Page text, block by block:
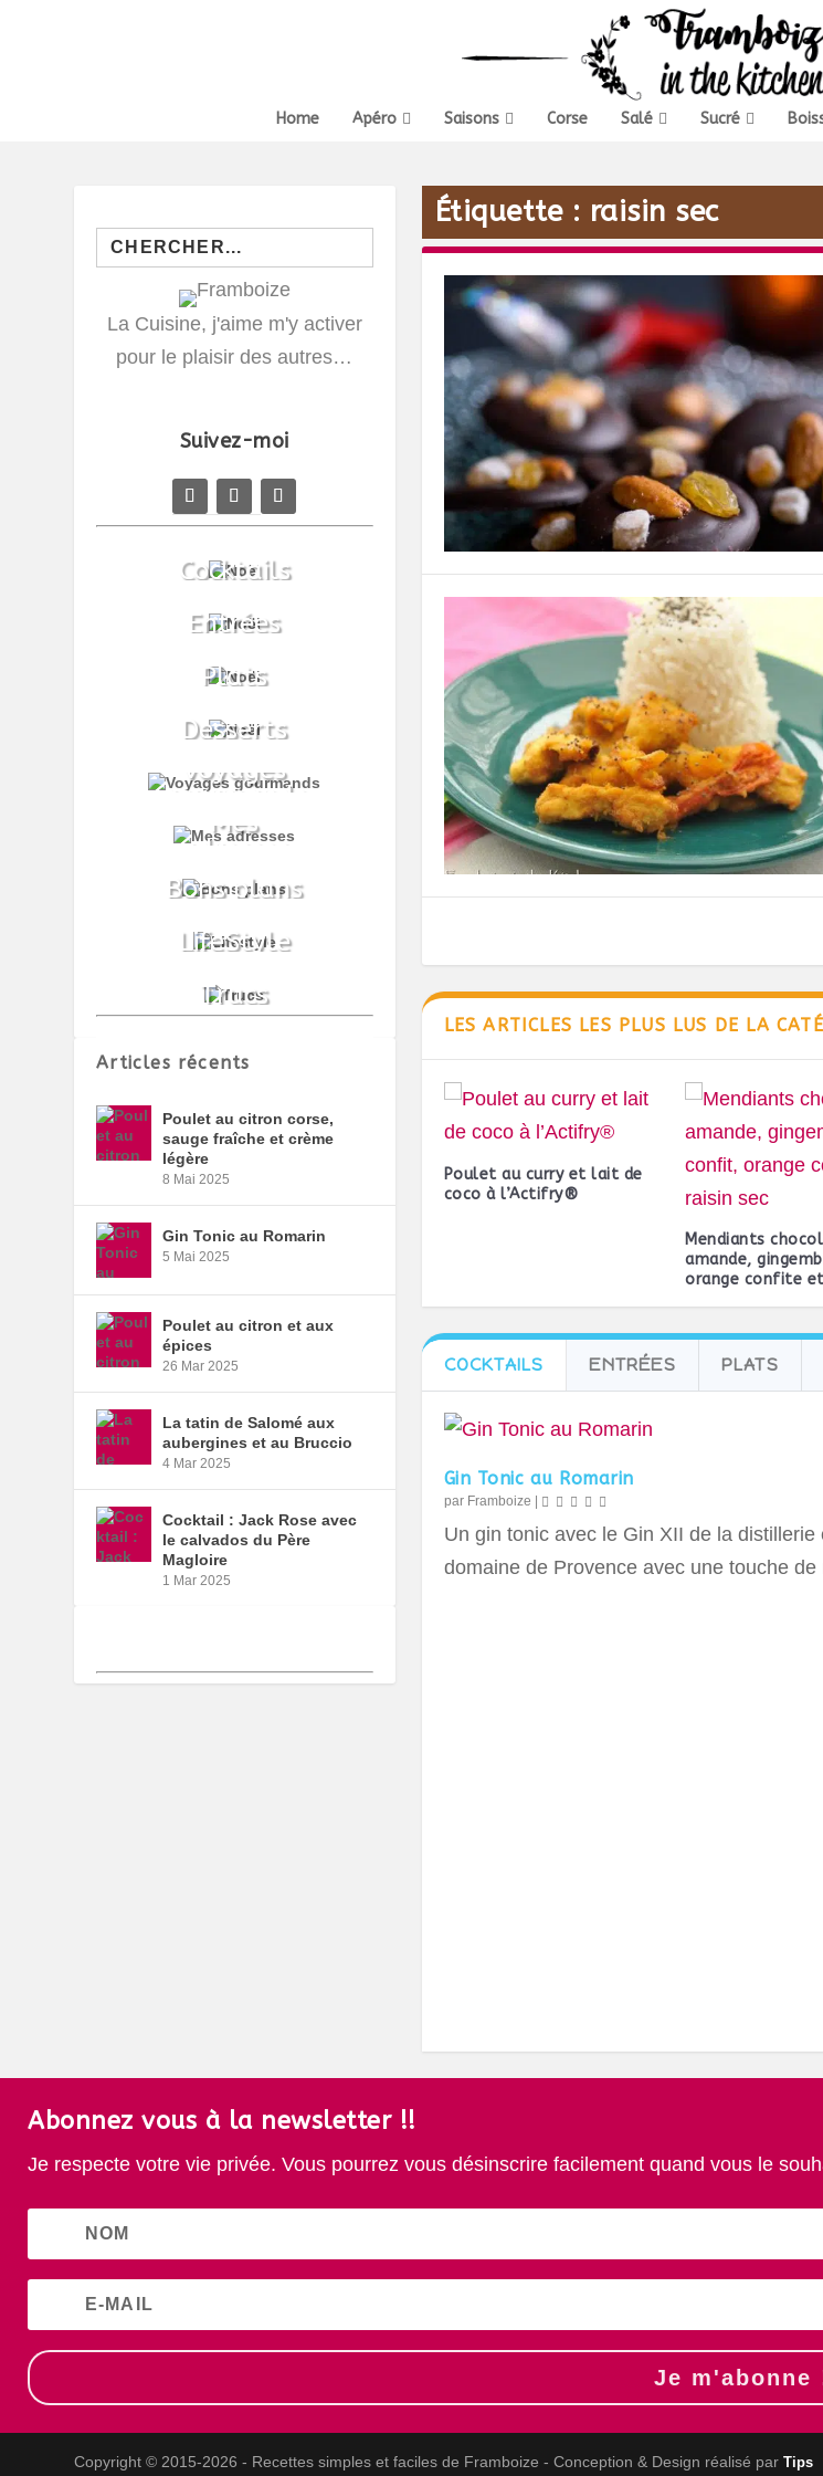
Home Apéro Saisons Corse Salé Sucré
Étiquette : raisin sec
LES ARTICLES LES PLUS LUS DE LA
Poulet au curry et lait de
coco à l’Actifry®
Mendiants
amande,
orange confite
COCKTAILS ENTRÉES PLATS
Gin Tonic au Romarin
par Framboize
Un gin tonic avec le Gin XII de la distillerie
domaine de Provence avec une touche de
Search
for:
La Cuisine, j'aime m'y activer
pour le plaisir des autres…
Suivez-moi
Articles récents
Poulet au citron corse,
sauge fraîche et crème
légère
8 Mai 2025
Gin Tonic au Romarin
5 Mai 2025
Poulet au citron et aux
épices
26 Mar 2025
La tatin de Salomé aux
aubergines et au Bruccio
4 Mar 2025
Cocktail : Jack Rose avec
le calvados du Père
Magloire
1 Mar 2025
Abonnez vous à la newsletter !!
Je respecte votre vie privée. Vous pourrez vous désinscrire facilement quand vous le
Je m'abonne
Copyright © 2015-2026 - Recettes simples et faciles de Framboize - Conception & Design réalisé parTips